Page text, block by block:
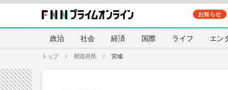
お知らせ
政治 社会 経済 国際 ライフ エン
トップ 都道府県 宮城